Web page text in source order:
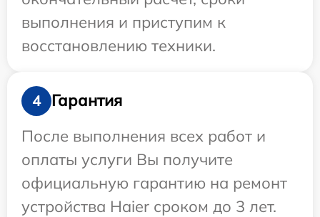
выполнения и приступим к
восстановлению техники.
4
Гарантия
После выполнения всех работ и
оплаты услуги Вы получите
официальную гарантию на ремонт
устройства Haier сроком до 3 лет.